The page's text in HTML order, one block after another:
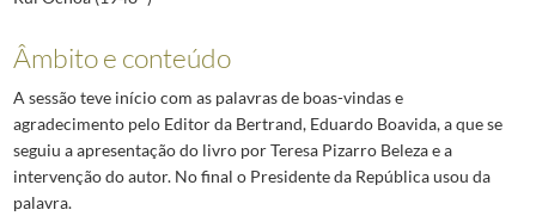
Âmbito e conteúdo
A sessão teve início com as palavras de boas-vindas e
agradecimento pelo Editor da Bertrand, Eduardo Boavida, a que se
seguiu a apresentação do livro por Teresa Pizarro Beleza e a
intervenção do autor. No final o Presidente da República usou da
palavra.